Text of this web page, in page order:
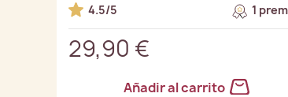
4.5/5 1
29,90 €
Añadir al carrito